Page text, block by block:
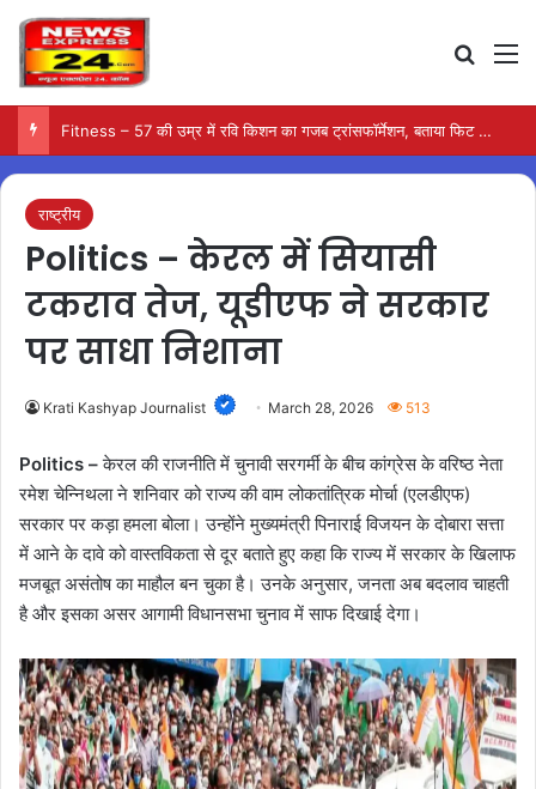
Fitness – 57 की उम्र में रवि किशन का गजब ट्रांसफॉर्मेशन, बताया फिट रहने का सीक्रेट…
राष्ट्रीय
Politics – केरल में सियासी
टकराव तेज, यूडीएफ ने सरकार
पर साधा निशाना
Krati Kashyap Journalist March 28, 2026 513
Politics –केरल की राजनीति में चुनावी सरगर्मी के बीच कांग्रेस के वरिष्ठ नेता
रमेश चेन्निथला ने शनिवार को राज्य की वाम लोकतांत्रिक मोर्चा (एलडीएफ)
सरकार पर कड़ा हमला बोला। उन्होंने मुख्यमंत्री पिनाराई विजयन के दोबारा सत्ता
में आने के दावे को वास्तविकता से दूर बताते हुए कहा कि राज्य में सरकार के खिलाफ
मजबूत असंतोष का माहौल बन चुका है। उनके अनुसार, जनता अब बदलाव चाहती
है और इसका असर आगामी विधानसभा चुनाव में साफ दिखाई देगा।